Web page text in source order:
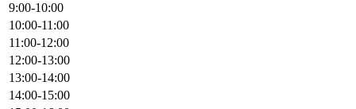
9:00-10:00
10:00-11:00
11:00-12:00
12:00-13:00
13:00-14:00
14:00-15:00